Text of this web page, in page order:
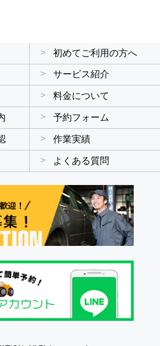
初めてご利用の方へ
サービス紹介
料金について
予約フォーム
作業実績
よくある質問